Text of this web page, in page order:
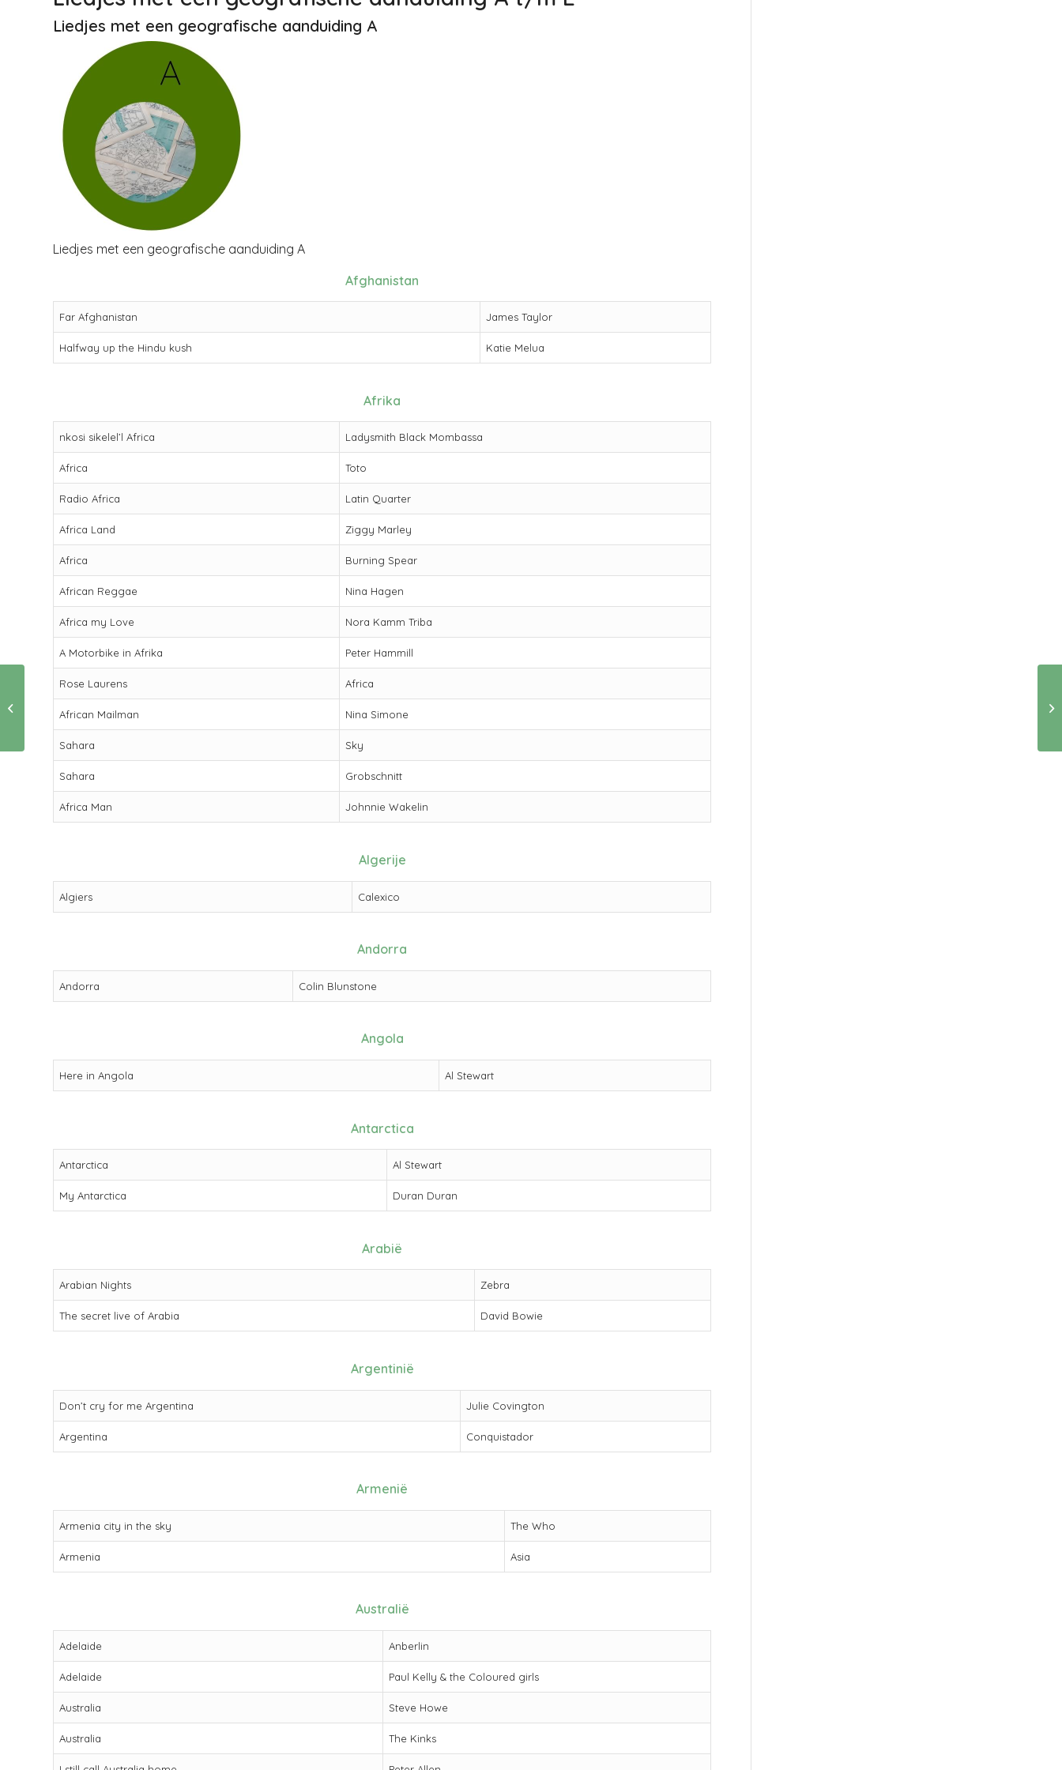
Liedjes met een geografische aanduiding A
Liedjes met een geografische aanduiding A
Afghanistan
Far Afghanistan James Taylor
Halfway up the Hindu kush Katie Melua
Afrika
nkosi sikelel’l Africa Ladysmith Black Mombassa
Africa Toto
Radio Africa Latin Quarter
Africa Land Ziggy Marley
Africa Burning Spear
African Reggae Nina Hagen
Africa my Love Nora Kamm Triba
A Motorbike in Afrika Peter Hammill
Rose Laurens Africa
African Mailman Nina Simone
Sahara Sky
Sahara Grobschnitt
Africa Man Johnnie Wakelin
Algerije
Algiers Calexico
Andorra
Andorra Colin Blunstone
Angola
Here in Angola Al Stewart
Antarctica
Antarctica Al Stewart
My Antarctica Duran Duran
Arabië
Arabian Nights Zebra
The secret live of Arabia David Bowie
Argentinië
Don’t cry for me Argentina Julie Covington
Argentina Conquistador
Armenië
Armenia city in the sky The Who
Armenia Asia
Australië
Adelaide Anberlin
Adelaide Paul Kelly & the Coloured girls
Australia Steve Howe
Australia The Kinks